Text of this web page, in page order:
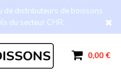
de distributeurs de boissons
du secteur CHR.
0,00 €